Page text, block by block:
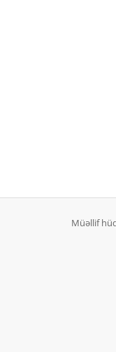
Müəllif